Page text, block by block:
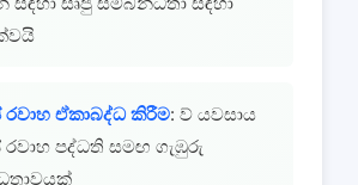
රවාහ ඒකාබද්ධ කිරීම: ව් යවසාය
රවාහ පද්ධති සමඟ ගැඹුරු